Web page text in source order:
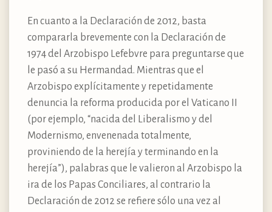
En cuanto a la Declaración de 2012, basta
compararla brevemente con la Declaración de
1974 del Arzobispo Lefebvre para preguntarse que
le pasó a su Hermandad. Mientras que el
Arzobispo explícitamente y repetidamente
denuncia la reforma producida por el Vaticano II
(por ejemplo, “nacida del Liberalismo y del
Modernismo, envenenada totalmente,
proviniendo de la herejía y terminando en la
herejía”), palabras que le valieron al Arzobispo la
ira de los Papas Conciliares, al contrario la
Declaración de 2012 se refiere sólo una vez al